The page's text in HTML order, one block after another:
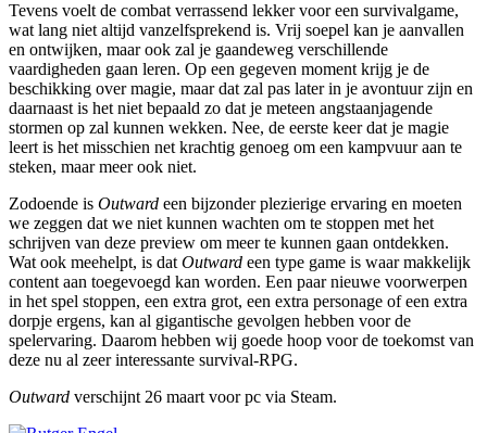
Tevens voelt de combat verrassend lekker voor een survivalgame,
wat lang niet altijd vanzelfsprekend is. Vrij soepel kan je aanvallen
en ontwijken, maar ook zal je gaandeweg verschillende
vaardigheden gaan leren. Op een gegeven moment krijg je de
beschikking over magie, maar dat zal pas later in je avontuur zijn en
daarnaast is het niet bepaald zo dat je meteen angstaanjagende
stormen op zal kunnen wekken. Nee, de eerste keer dat je magie
leert is het misschien net krachtig genoeg om een kampvuur aan te
steken, maar meer ook niet.
Zodoende is Outward een bijzonder plezierige ervaring en moeten
we zeggen dat we niet kunnen wachten om te stoppen met het
schrijven van deze preview om meer te kunnen gaan ontdekken.
Wat ook meehelpt, is datOutward een type game is waar makkelijk
content aan toegevoegd kan worden. Een paar nieuwe voorwerpen
in het spel stoppen, een extra grot, een extra personage of een extra
dorpje ergens, kan al gigantische gevolgen hebben voor de
spelervaring. Daarom hebben wij goede hoop voor de toekomst van
deze nu al zeer interessante survival-RPG.
Outward verschijnt 26 maart voor pc via Steam.